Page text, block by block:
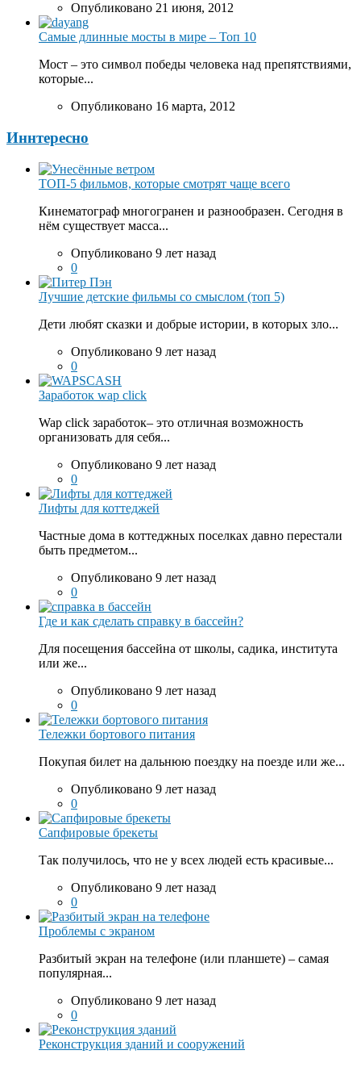
Опубликовано 21 июня, 2012
Самые длинные мосты в мире – Топ 10
Мост – это символ победы человека над препятствиями,
которые...
Опубликовано 16 марта, 2012
Иннтересно
ТОП-5 фильмов, которые смотрят чаще всего
Кинематограф многогранен и разнообразен. Сегодня в
нём существует масса...
Опубликовано 9 лет назад
0
Лучшие детские фильмы со смыслом (топ 5)
Дети любят сказки и добрые истории, в которых зло...
Опубликовано 9 лет назад
0
Заработок wap click
Wap click заработок– это отличная возможность
организовать для себя...
Опубликовано 9 лет назад
0
Лифты для коттеджей
Частные дома в коттеджных поселках давно перестали
быть предметом...
Опубликовано 9 лет назад
0
Где и как сделать справку в бассейн?
Для посещения бассейна от школы, садика, института
или же...
Опубликовано 9 лет назад
0
Тележки бортового питания
Покупая билет на дальнюю поездку на поезде или же...
Опубликовано 9 лет назад
0
Сапфировые брекеты
Так получилось, что не у всех людей есть красивые...
Опубликовано 9 лет назад
0
Проблемы с экраном
Разбитый экран на телефоне (или планшете) – самая
популярная...
Опубликовано 9 лет назад
0
Реконструкция зданий и сооружений